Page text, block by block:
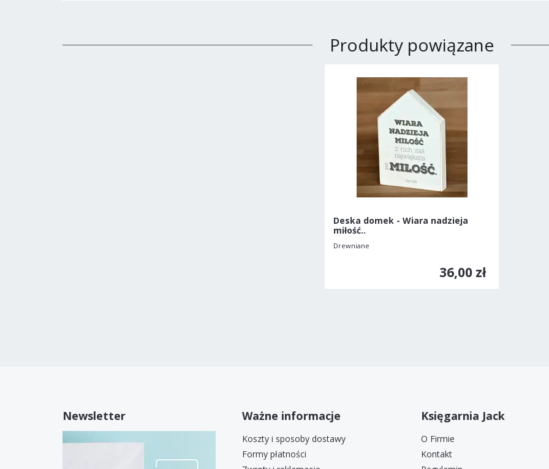
Produkty powiązane
Deska domek - Wiara nadzieja
miłość..
Drewniane
36,00 zł
Newsletter Ważne informacje
Koszty i sposoby dostawy
Formy płatności
Księgarnia Jack
O Firmie
Kontakt